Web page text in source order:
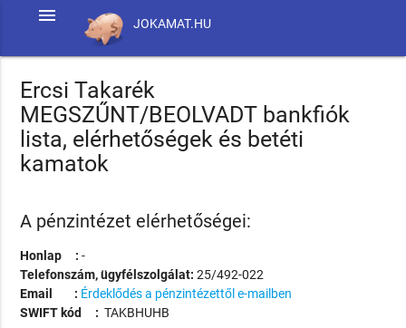
JOKAMAT.HU
menu
Ercsi Takarék
MEGSZŰNT/BEOLVADT bankfiók
lista, elérhetőségek és betéti
kamatok
A pénzintézet elérhetőségei:
Honlap : -
Telefonszám, ügyfélszolgálat: 25/492-022
Email : Érdeklődés a pénzintézettől e-mailben
SWIFT kód : TAKBHUHB